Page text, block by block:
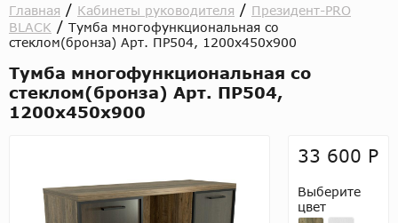
Главная / Кабинеты руководителя / Президент-PRO
BLACK / Тумба многофункциональная со
стеклом(бронза) Арт. ПР504, 1200х450х900
Тумба многофункциональная со
стеклом(бронза) Арт. ПР504,
1200х450х900
33 600 Р
Выберите
цвет